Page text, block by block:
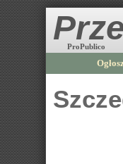
ProPublico